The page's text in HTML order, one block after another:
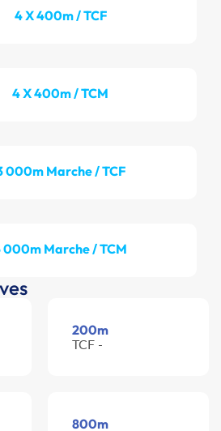
4 X 400m / TCF
4 X 400m / TCM
000m Marche / TCF
000m Marche / TCM
200m
TCF -
800m